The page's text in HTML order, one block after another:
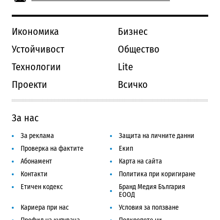
Икономика
Бизнес
Устойчивост
Общество
Технологии
Lite
Проекти
Всичко
За нас
За реклама
Защита на личните данни
Проверка на фактите
Екип
Абонамент
Карта на сайта
Контакти
Политика при коригиране
Етичен кодекс
Бранд Медия България
ЕООД
Кариера при нас
Условия за ползване